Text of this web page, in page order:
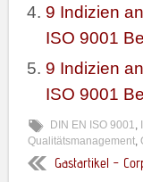
9 Indizien
ISO 9001
9 Indizien
ISO 9001
DIN EN ISO 9001,
Qualitätsmanagement,
Gastartikel –